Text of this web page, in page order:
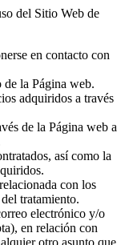
del Sitio Web de
en contacto con
la Página web.
adquiridos a través
de la Página web a
así como la
con los
tratamiento.
electrónico y/o
en relación con
otro asunto que